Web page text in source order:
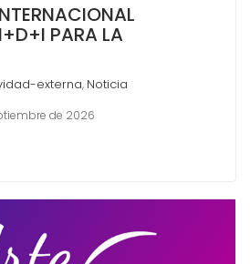
PARA LA
externa, Noticia
de 2026